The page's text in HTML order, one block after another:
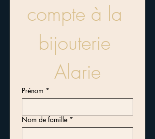
compte à la
bijouterie
Alarie
Prénom *
Nom de famille *